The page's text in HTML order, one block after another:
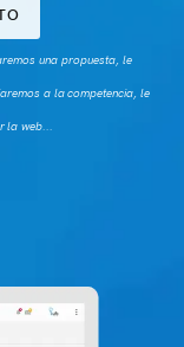
una propuesta, le
a la competencia, le
web...